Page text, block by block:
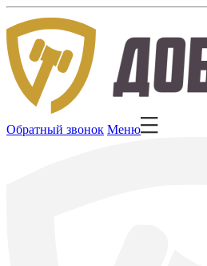
Обратный звонок Меню